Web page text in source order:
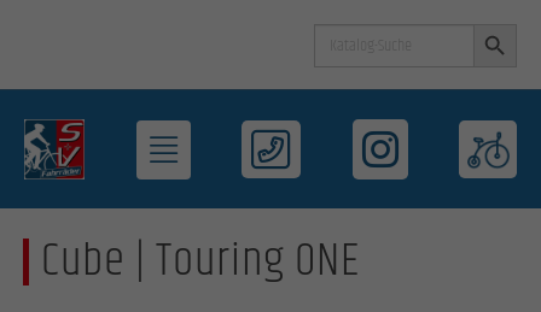
Cube | Touring ONE